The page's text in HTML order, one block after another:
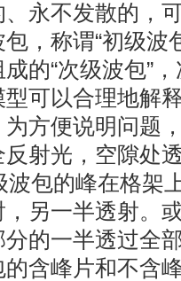
永不发散的，
，称谓“初级波
的“次级波包”
可以合理地解
方便说明问题
射光，空隙处
波包的峰在格架
另一半透射。
的一半透过全
含峰片和不含